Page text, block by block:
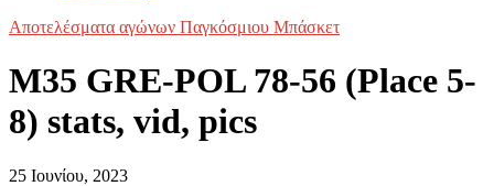
Αποτελέσματα αγώνων Παγκόσμιου Μπάσκετ
M35 GRE-POL 78-56 (Place 5-
8) stats, vid, pics
25 Ιουνίου, 2023